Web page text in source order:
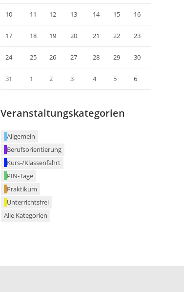
10 11 12 13 14 15 16
17 18 19 20 21 22 23
24 25 26 27 28 29 30
31 1 2 3 4 5 6
Veranstaltungskategorien
Allgemein
Berufsorientierung
Kurs-/Klassenfahrt
PIN-Tage
Praktikum
Unterrichtsfrei
Alle Kategorien